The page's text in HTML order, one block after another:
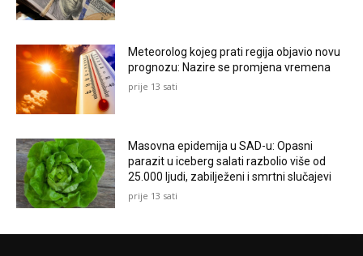
Meteorolog kojeg prati regija objavio novu
prognozu: Nazire se promjena vremena
prije 13 sati
Masovna epidemija u SAD-u: Opasni
parazit u iceberg salati razbolio više od
25.000 ljudi, zabilježeni i smrtni slučajevi
prije 13 sati